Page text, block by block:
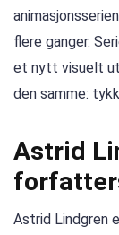
flere ganger.
et nytt visuelt
den samme:
Astrid
Astrid Lindgren